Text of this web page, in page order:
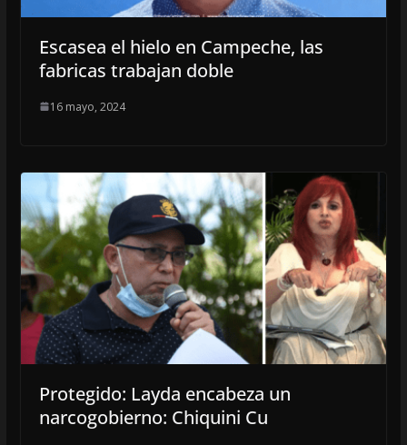
Escasea el hielo en Campeche, las
fabricas trabajan doble
16 mayo, 2024
Protegido: Layda encabeza un
narcogobierno: Chiquini Cu